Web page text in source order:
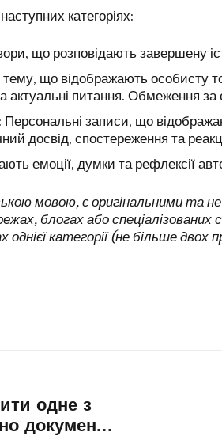
категоріях:
що розповідають
що відображають особисту
актуальні питання. Обмеження
записи, що
досвід, спостереження та
емоції, думки та рефлексії
мовою, є оригінальними та
блогах або
категорії (не більше
одне з
документ-